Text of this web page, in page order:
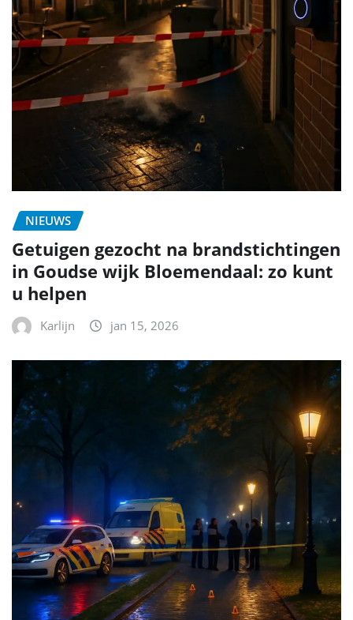
NIEUWS
Getuigen gezocht na brandstichtingen
in Goudse wijk Bloemendaal: zo kunt
u helpen
Karlijn jan 15, 2026